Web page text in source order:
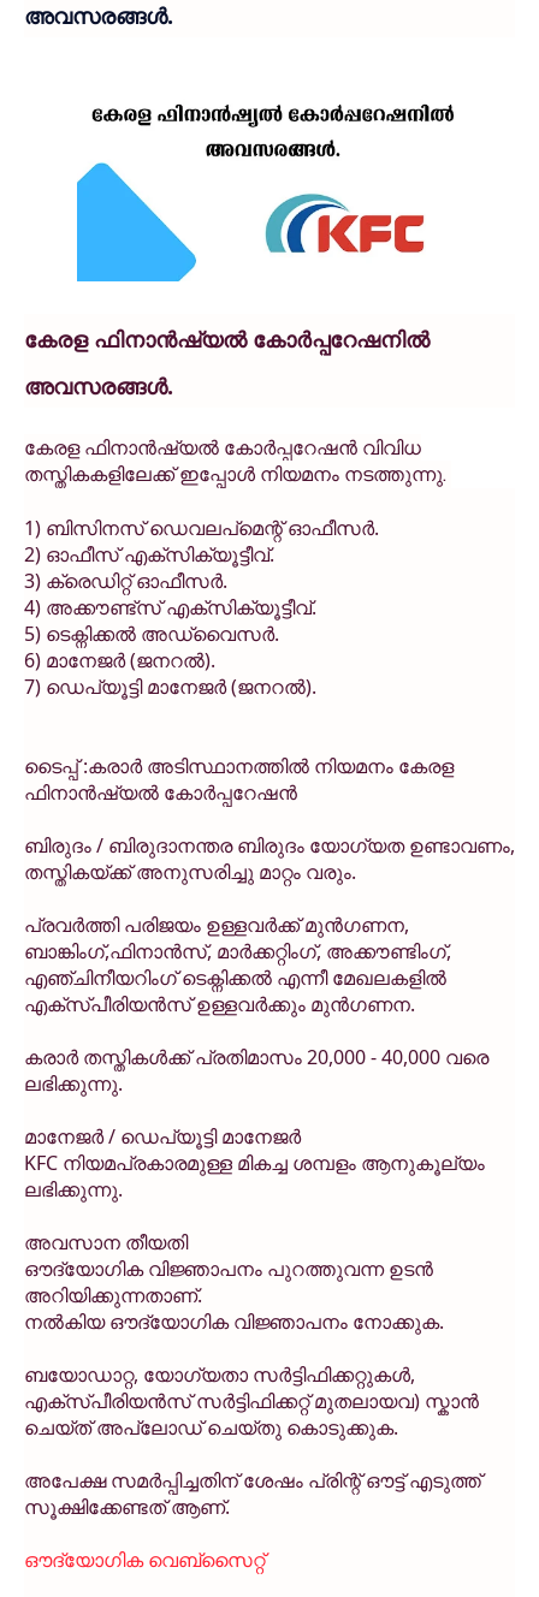
അവസരങ്ങൾ.
കേരള ഫിനാൻഷ്യൽ കോർപ്പറേഷനിൽ
അവസരങ്ങൾ.
കേരള ഫിനാൻഷ്യൽ കോർപ്പറേഷൻ വിവിധ
തസ്തികകളിലേക്ക് ഇപ്പോൾ നിയമനം നടത്തുന്നു.
1) ബിസിനസ് ഡെവലപ്മെന്റ് ഓഫീസർ.
2) ഓഫീസ് എക്സിക്യൂട്ടീവ്.
3) ക്രെഡിറ്റ് ഓഫീസർ.
4) അക്കൗണ്ട്സ് എക്സിക്യൂട്ടീവ്.
5) ടെക്നിക്കൽ അഡ്വൈസർ.
6) മാനേജർ (ജനറൽ).
7) ഡെപ്യൂട്ടി മാനേജർ (ജനറൽ).
ടൈപ്പ് :കരാർ അടിസ്ഥാനത്തിൽ നിയമനം കേരള
ഫിനാൻഷ്യൽ കോർപ്പറേഷൻ
ബിരുദം / ബിരുദാനന്തര ബിരുദം യോഗ്യത ഉണ്ടാവണം,
തസ്തികയ്ക്ക് അനുസരിച്ചു മാറ്റം വരും.
പ്രവർത്തി പരിജയം ഉള്ളവർക്ക് മുൻഗണന,
ബാങ്കിംഗ്,ഫിനാൻസ്, മാർക്കറ്റിംഗ്, അക്കൗണ്ടിംഗ്,
എഞ്ചിനീയറിംഗ് ടെക്നിക്കൽ എന്നീ മേഖലകളിൽ
എക്സ്പീരിയൻസ് ഉള്ളവർക്കും മുൻഗണന.
കരാർ തസ്തികൾക്ക് പ്രതിമാസം 20,000 - 40,000 വരെ
ലഭിക്കുന്നു.
മാനേജർ / ഡെപ്യൂട്ടി മാനേജർ
KFC നിയമപ്രകാരമുള്ള മികച്ച ശമ്പളം ആനുകൂല്യം
ലഭിക്കുന്നു.
അവസാന തീയതി
ഔദ്യോഗിക വിജ്ഞാപനം പുറത്തുവന്ന ഉടൻ
അറിയിക്കുന്നതാണ്.
നൽകിയ ഔദ്യോഗിക വിജ്ഞാപനം നോക്കുക.
ബയോഡാറ്റ, യോഗ്യതാ സർട്ടിഫിക്കറ്റുകൾ,
എക്സ്പീരിയൻസ് സർട്ടിഫിക്കറ്റ് മുതലായവ) സ്കാൻ
ചെയ്ത് അപ്ലോഡ് ചെയ്തു കൊടുക്കുക.
അപേക്ഷ സമർപ്പിച്ചതിന് ശേഷം പ്രിന്റ് ഔട്ട് എടുത്ത്
സൂക്ഷിക്കേണ്ടത് ആണ്.
ഔദ്യോഗിക വെബ്സൈറ്റ്